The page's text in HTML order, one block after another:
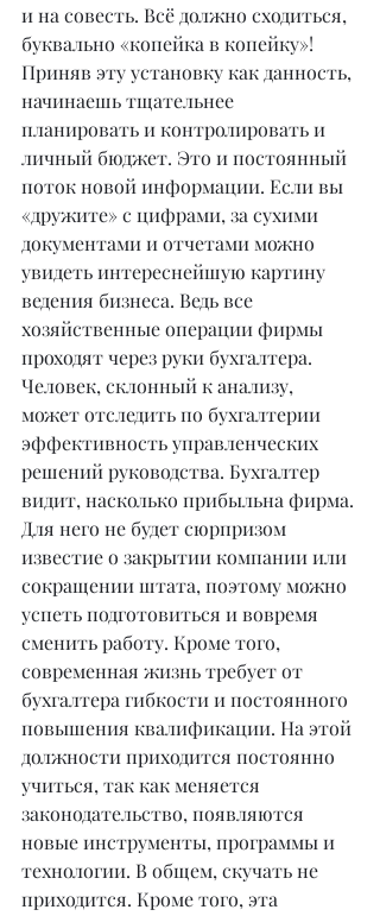
и на совесть. Всё должно сходиться,
буквально «копейка в копейку»!
Приняв эту установку как данность,
начинаешь тщательнее
планировать и контролировать и
личный бюджет. Это и постоянный
поток новой информации. Если вы
«дружите» с цифрами, за сухими
документами и отчетами можно
увидеть интереснейшую картину
ведения бизнеса. Ведь все
хозяйственные операции фирмы
проходят через руки бухгалтера.
Человек, склонный к анализу,
может отследить по бухгалтерии
эффективность управленческих
решений руководства. Бухгалтер
видит, насколько прибыльна фирма.
Для него не будет сюрпризом
известие о закрытии компании или
сокращении штата, поэтому можно
успеть подготовиться и вовремя
сменить работу. Кроме того,
современная жизнь требует от
бухгалтера гибкости и постоянного
повышения квалификации. На этой
должности приходится постоянно
учиться, так как меняется
законодательство, появляются
новые инструменты, программы и
технологии. В общем, скучать не
приходится. Кроме того, эта